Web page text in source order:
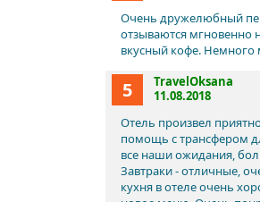
Очень дружелюбный
отзываются мгновенно
вкусный кофе.
5
TravelOksana
11.08.2018
Отель произвел
помощь с трансфером
все наши ожидания,
Завтраки - отличные,
кухня в отеле очень